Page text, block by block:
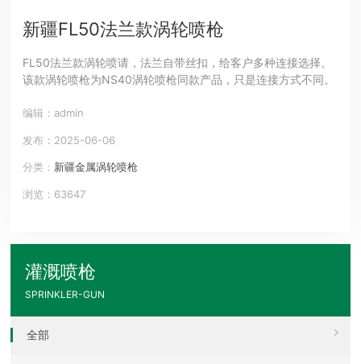
新疆FL50法兰款涡轮喷枪
FL50法兰款涡轮喷请，法兰自带丝扣，给客户多种连接选择。
该款涡轮喷枪为NS40涡轮喷枪同款产品，只是连接方式不同。
编辑：admin
发布：2025-06-06
分类： 新疆金属涡轮喷枪
浏览：63647
灌溉喷枪
SPRINKLER-GUN
全部